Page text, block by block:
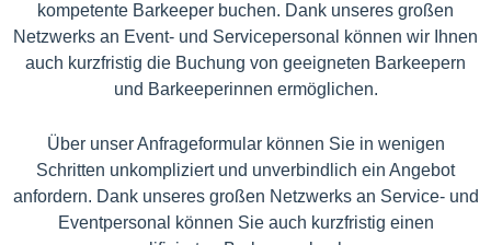
kompetente Barkeeper buchen. Dank unseres großen
Netzwerks an Event- und Servicepersonal können wir Ihnen
auch kurzfristig die Buchung von geeigneten Barkeepern
und Barkeeperinnen ermöglichen.
Über unser Anfrageformular können Sie in wenigen
Schritten unkompliziert und unverbindlich ein Angebot
anfordern. Dank unseres großen Netzwerks an Service- und
Eventpersonal können Sie auch kurzfristig einen